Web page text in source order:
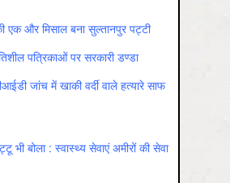
एक और मिसाल बना सुल्तानपुर पट्टी
पत्रिकाओं पर सरकारी डण्डा
जांच में खाकी वर्दी वाले हत्यारे साफ
भी बोला : स्वास्थ्य सेवाएं अमीरों की सेवा